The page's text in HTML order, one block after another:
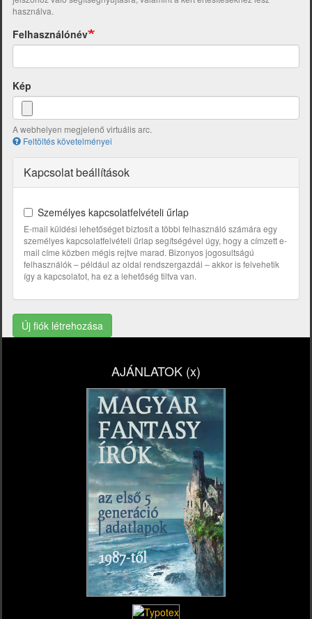
használva.
Felhasználónév
Kép
A webhelyen megjelenő virtuális arc.
Feltöltés követelményei
Kapcsolat beállítások
Személyes kapcsolatfelvételi űrlap
E-mail küldési lehetőséget biztosít a többi felhasználó számára egy
személyes kapcsolatfelvételi űrlap segítségével úgy, hogy a címzett e-
mail címe közben mégis rejtve marad. Bizonyos jogosultságú
felhasználók – például az oldal rendszergazdái – akkor is felvehetik
így a kapcsolatot, ha ez a lehetőség tiltva van.
Új fiók létrehozása
AJÁNLATOK (x)